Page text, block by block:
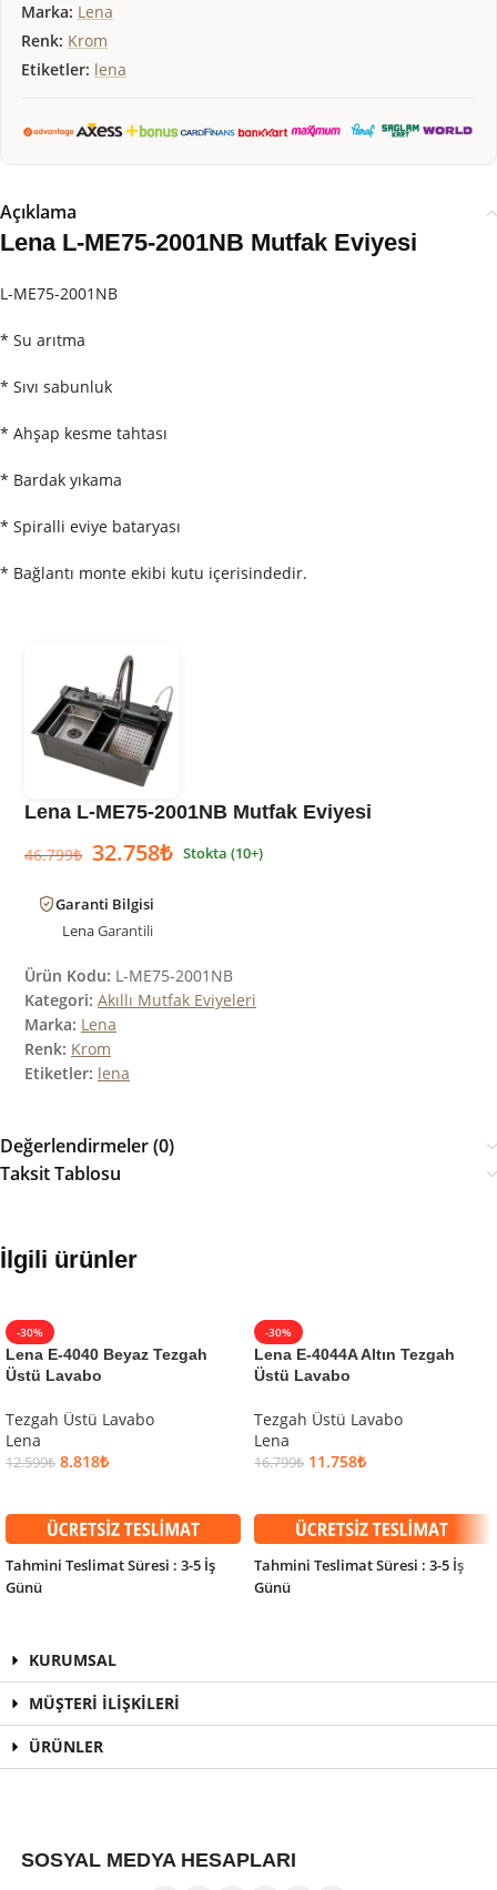
Marka: Lena
Renk: Krom
Etiketler: lena
Açıklama
Lena L-ME75-2001NB Mutfak Eviyesi
L-ME75-2001NB
* Su arıtma
* Sıvı sabunluk
* Ahşap kesme tahtası
* Bardak yıkama
* Spiralli eviye bataryası
* Bağlantı monte ekibi kutu içerisindedir.
Lena L-ME75-2001NB Mutfak Eviyesi
46.799₺ 32.758₺ Stokta (10+)
Garanti Bilgisi
LenaGarantili
Ürün Kodu: L-ME75-2001NB
Kategori: Akıllı Mutfak Eviyeleri
Marka: Lena
Renk: Krom
Etiketler: lena
Değerlendirmeler (0)
Taksit Tablosu
İlgili ürünler
-30%
Lena E-4040 Beyaz Tezgah
Üstü Lavabo
Tezgah Üstü Lavabo
Lena
12.599₺ 8.818₺
Tahmini Teslimat Süresi : 3-5 İş
Günü
-30%
Lena E-4044A Altın Tezgah
Üstü Lavabo
Tezgah Üstü Lavabo
Lena
16.799₺ 11.758₺
Tahmini Teslimat Süresi : 3-5 İş
Günü
KURUMSAL
MÜŞTERİ İLİŞKİLERİ
ÜRÜNLER
SOSYAL MEDYA HESAPLARI